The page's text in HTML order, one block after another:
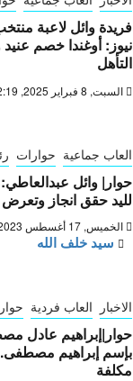
فريدة وائل لاعبة
نيوز: أوغندا خصم
التأهل
السبت, 8 فبراير 2025, 12:19 ص
العاب جماعية حوارات
حوار| وائل
لليد حقق انجاز
الخميس, 17 أغسطس 2023, 3:10 م
سيد خلف الله
الاخبار العاب فردية
حوار|إبراهيم عادل
بإسم إبراهيم
مكلفة